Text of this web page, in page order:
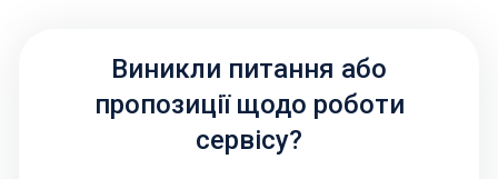
Виникли питання або
пропозиції щодо роботи
сервісу?